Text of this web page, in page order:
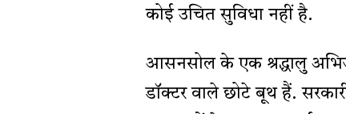
कोई उचित सुविधा नहीं है.
आसनसोल के एक श्रद्धालु
डॉक्टर वाले छोटे बूथ हैं.